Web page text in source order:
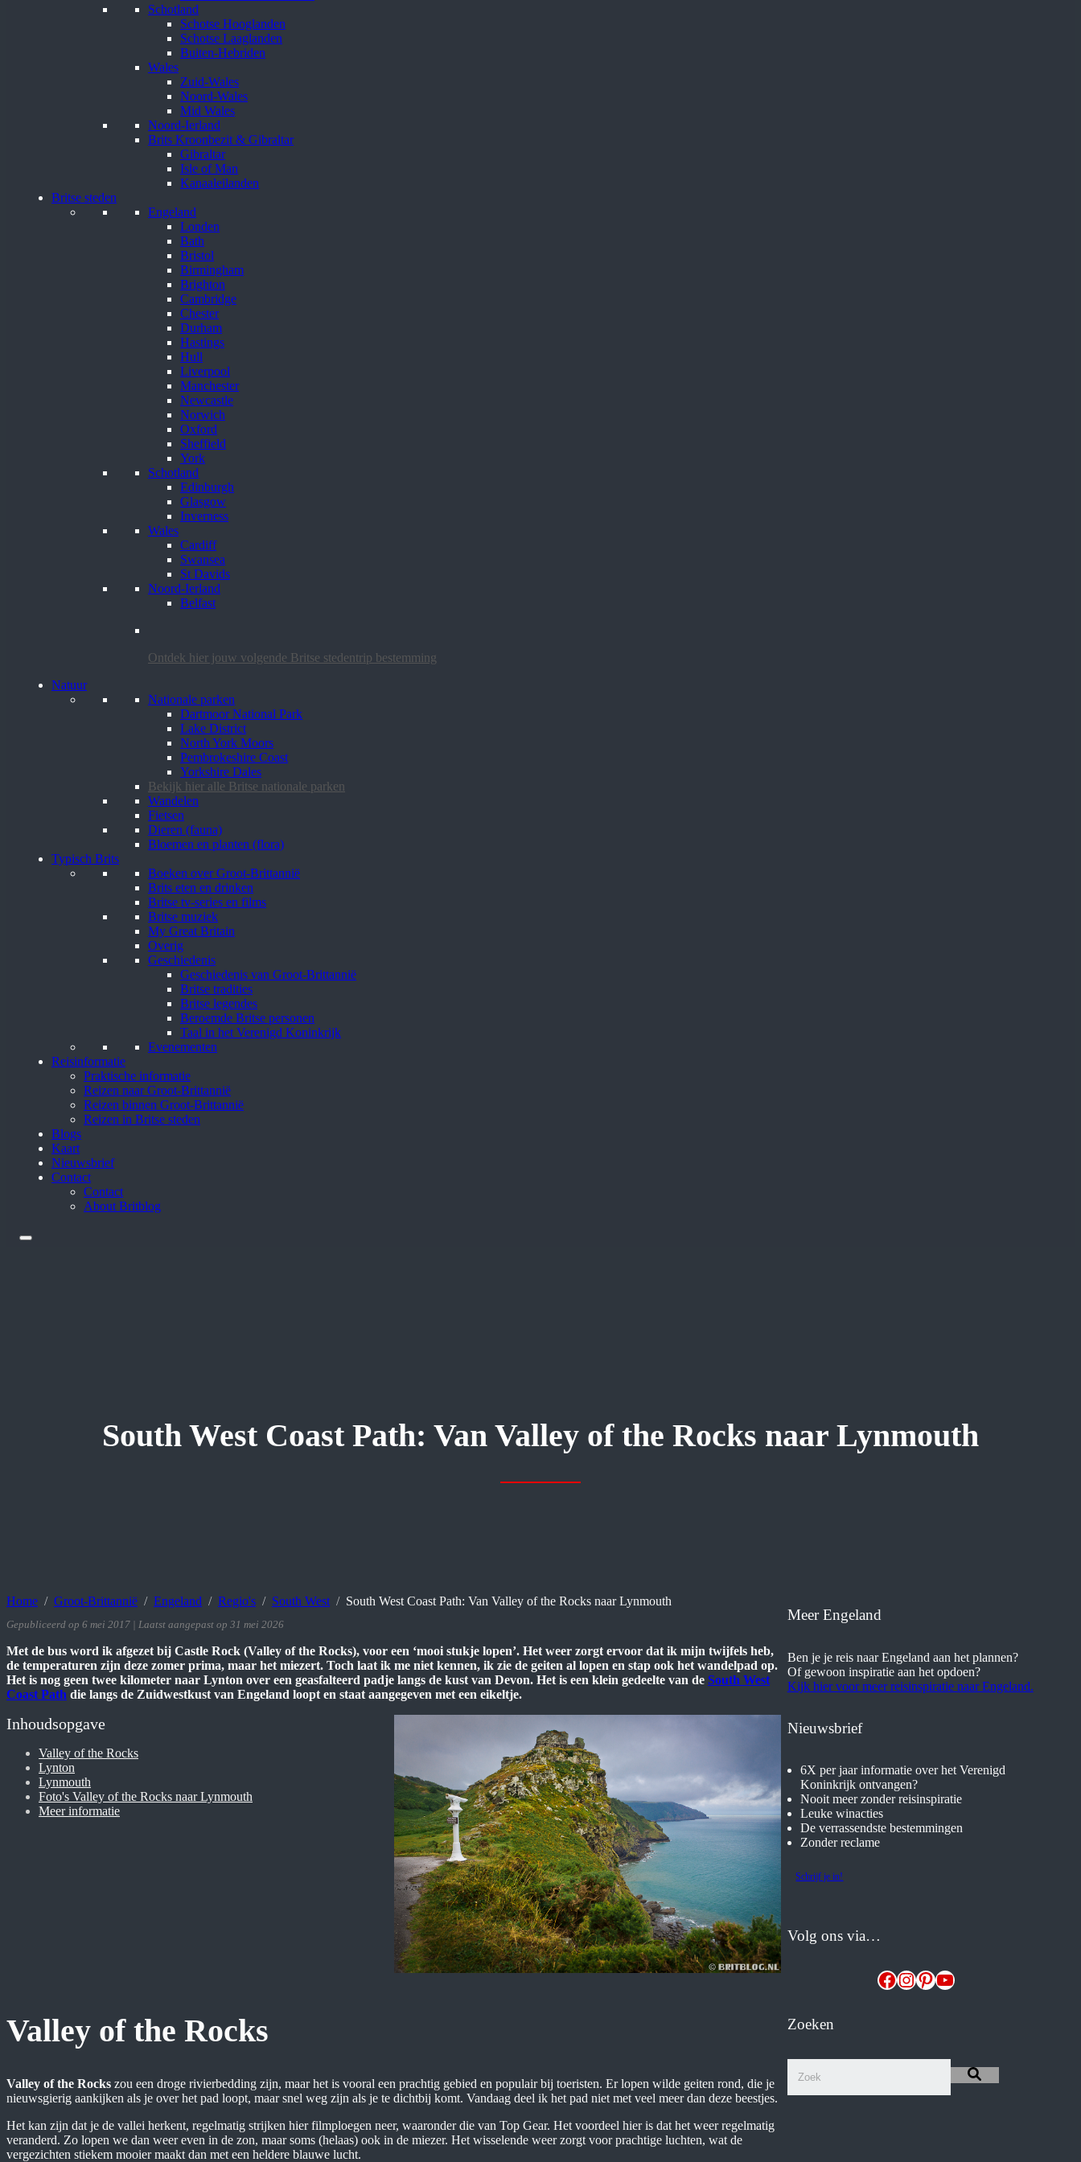
Schotland
Schotse Hooglanden
Schotse Laaglanden
Buiten-Hebriden
Wales
Zuid-Wales
Noord-Wales
Mid Wales
Noord-Ierland
Brits Kroonbezit & Gibraltar
Gibraltar
Isle of Man
Kanaaleilanden
Britse steden
Engeland
Londen
Bath
Bristol
Birmingham
Brighton
Cambridge
Chester
Durham
Hastings
Hull
Liverpool
Manchester
Newcastle
Norwich
Oxford
Sheffield
York
Schotland
Edinburgh
Glasgow
Inverness
Wales
Cardiff
Swansea
St Davids
Noord-Ierland
Belfast
Ontdek hier jouw volgende Britse stedentrip bestemming
Natuur
Nationale parken
Dartmoor National Park
Lake District
North York Moors
Pembrokeshire Coast
Yorkshire Dales
Bekijk hier alle Britse nationale parken
Wandelen
Fietsen
Dieren (fauna)
Bloemen en planten (flora)
Typisch Brits
Boeken over Groot-Brittannië
Brits eten en drinken
Britse tv-series en films
Britse muziek
My Great Britain
Overig
Geschiedenis
Geschiedenis van Groot-Brittannië
Britse tradities
Britse legendes
Beroemde Britse personen
Taal in het Verenigd Koninkrijk
Evenementen
Reisinformatie
Praktische informatie
Reizen naar Groot-Brittannië
Reizen binnen Groot-Brittannië
Reizen in Britse steden
Blogs
Kaart
Nieuwsbrief
Contact
Contact
About Britblog
South West Coast Path: Van Valley of the Rocks naar Lynmouth
Home Groot-Brittannië Engeland Regio's South West South West Coast Path: Van Valley of the Rocks naar Lynmouth
Gepubliceerd op 6 mei 2017 | Laatst aangepast op 31 mei 2026
Met de bus word ik afgezet bij Castle Rock (Valley of the Rocks), voor een ‘mooi stukje lopen’. Het weer zorgt ervoor dat ik mijn twijfels heb,
de temperaturen zijn deze zomer prima, maar het miezert. Toch laat ik me niet kennen, ik zie de geiten al lopen en stap ook het wandelpad op.
Het is nog geen twee kilometer naar Lynton over een geasfalteerd padje langs de kust van Devon. Het is een klein gedeelte van de South West
Coast Path die langs de Zuidwestkust van Engeland loopt en staat aangegeven met een eikeltje.
Inhoudsopgave
Valley of the Rocks
Lynton
Lynmouth
Foto's Valley of the Rocks naar Lynmouth
Meer informatie
Valley of the Rocks
Valley of the Rocks zou een droge rivierbedding zijn, maar het is vooral een prachtig gebied en populair bij toeristen. Er lopen wilde geiten rond, die je
nieuwsgierig aankijken als je over het pad loopt, maar snel weg zijn als je te dichtbij komt. Vandaag deel ik het pad niet met veel meer dan deze beestjes.
Het kan zijn dat je de vallei herkent, regelmatig strijken hier filmploegen neer, waaronder die van Top Gear. Het voordeel hier is dat het weer regelmatig
veranderd. Zo lopen we dan weer even in de zon, maar soms (helaas) ook in de miezer. Het wisselende weer zorgt voor prachtige luchten, wat de
vergezichten stiekem mooier maakt dan met een heldere blauwe lucht.
Meer Engeland
Ben je je reis naar Engeland aan het plannen?
Of gewoon inspiratie aan het opdoen?
Kijk hier voor meer reisinspiratie naar Engeland.
Nieuwsbrief
6X per jaar informatie over het Verenigd
Koninkrijk ontvangen?
Nooit meer zonder reisinspiratie
Leuke winacties
De verrassendste bestemmingen
Zonder reclame
Schrijf je in!
Volg ons via…
Facebook
Instagram
Pinterest
YouTube
Zoeken